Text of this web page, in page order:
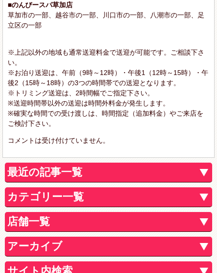
■のんびースパ草加店
草加市の一部、越谷市の一部、川口市の一部、八潮市の一部、足
立区の一部
※上記以外の地域も通常送迎料金で送迎が可能です。ご相談下さ
い。
※お泊り送迎は、午前（9時～12時）・午後1（12時～15時）・午
後2（15時～18時）の3つの時間帯での送迎となります。
※トリミング送迎は、2時間幅でご指定下さい。
※送迎時間帯以外の送迎は時間外料金が発生します。
※確実な時間での受け渡しは、時間指定（追加料金）やご来店を
ご検討下さい。
コメントは受け付けていません。
最近の記事一覧
カテゴリー一覧
店舗一覧
アーカイブ